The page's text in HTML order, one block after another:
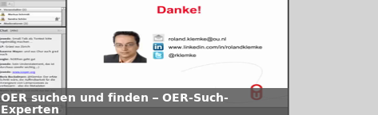
OER suchen und finden – OER-Such-
Experten